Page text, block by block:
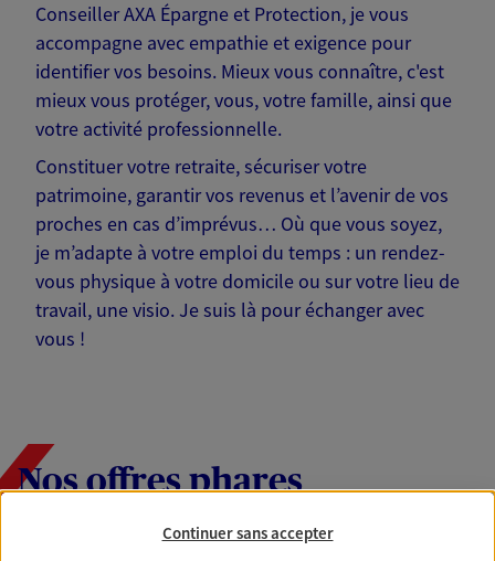
Conseiller AXA Épargne et Protection, je vous
accompagne avec empathie et exigence pour
identifier vos besoins. Mieux vous connaître, c'est
mieux vous protéger, vous, votre famille, ainsi que
votre activité professionnelle.
Constituer votre retraite, sécuriser votre
patrimoine, garantir vos revenus et l’avenir de vos
proches en cas d’imprévus… Où que vous soyez,
je m’adapte à votre emploi du temps : un rendez-
vous physique à votre domicile ou sur votre lieu de
travail, une visio. Je suis là pour échanger avec
vous !
Nos offres phares
Continuer sans accepter